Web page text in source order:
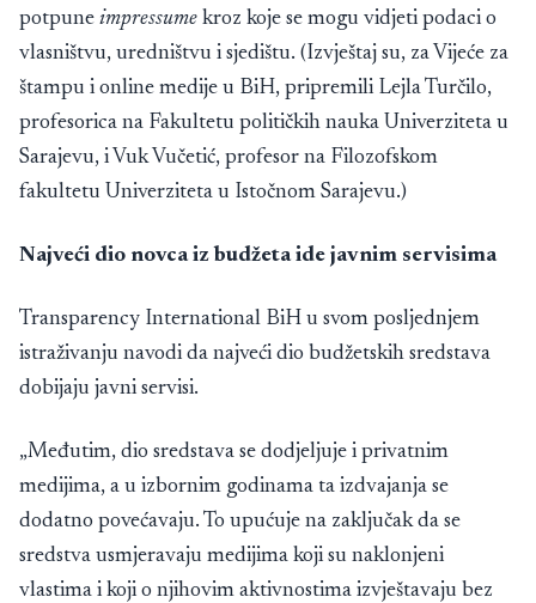
potpune impressume kroz koje se mogu vidjeti podaci o
vlasništvu, uredništvu i sjedištu. (Izvještaj su, za Vijeće za
štampu i online medije u BiH, pripremili Lejla Turčilo,
profesorica na Fakultetu političkih nauka Univerziteta u
Sarajevu, i Vuk Vučetić, profesor na Filozofskom
fakultetu Univerziteta u Istočnom Sarajevu.)
Najveći dio novca iz budžeta ide javnim servisima
Transparency International BiH u svom posljednjem
istraživanju navodi da najveći dio budžetskih sredstava
dobijaju javni servisi.
„Međutim, dio sredstava se dodjeljuje i privatnim
medijima, a u izbornim godinama ta izdvajanja se
dodatno povećavaju. To upućuje na zaključak da se
sredstva usmjeravaju medijima koji su naklonjeni
vlastima i koji o njihovim aktivnostima izvještavaju bez